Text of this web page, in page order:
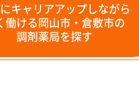
キャリアアップしながら
働ける岡山市・倉敷市の
調剤薬局を探す